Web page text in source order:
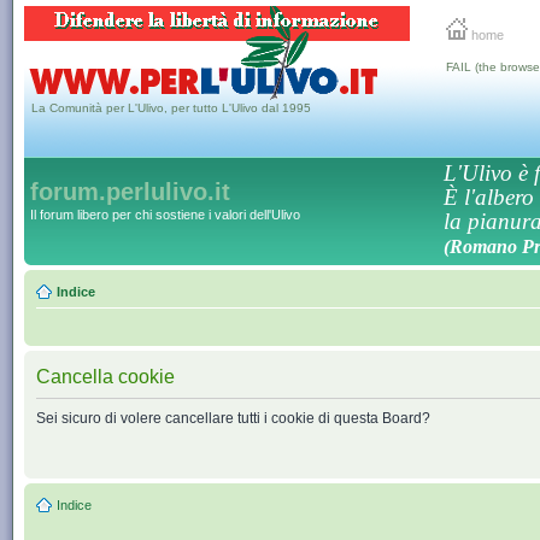
home
La Comunità per L'Ulivo, per tutto L'Ulivo dal 1995
FAIL (the
forum.perlulivo.it
Il forum libero per chi sostiene i valori dell'Ulivo
L'Ulivo è
È l'albero
la
(Romano
Indice
Cancella cookie
Sei sicuro di volere cancellare tutti i cookie di questa Board?
Indice